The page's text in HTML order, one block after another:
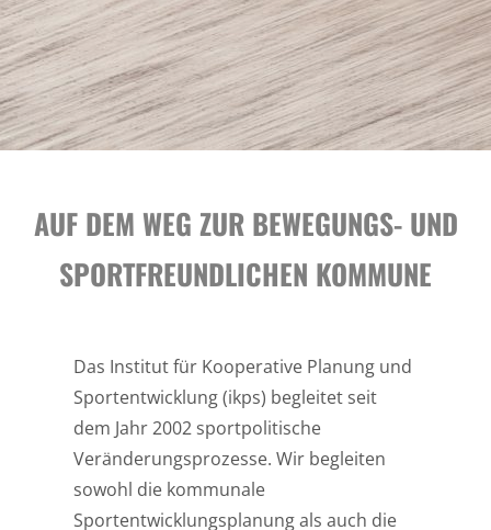
AUF DEM WEG ZUR BEWEGUNGS- UND
SPORTFREUNDLICHEN KOMMUNE
Das Institut für Kooperative Planung und
Sportentwicklung (ikps) begleitet seit
dem Jahr 2002 sportpolitische
Veränderungsprozesse. Wir begleiten
sowohl die kommunale
Sportentwicklungsplanung als auch die